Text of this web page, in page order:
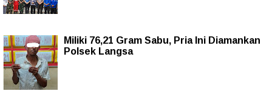
Miliki 76,21 Gram Sabu, Pria Ini Diamankan
Polsek Langsa